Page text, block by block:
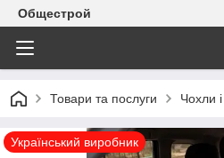
Общестрой
Товари та послуги Чохли
Український виробник